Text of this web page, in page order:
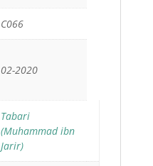
C066
02-2020
Tabari
(Muhammad ibn
Jarir)